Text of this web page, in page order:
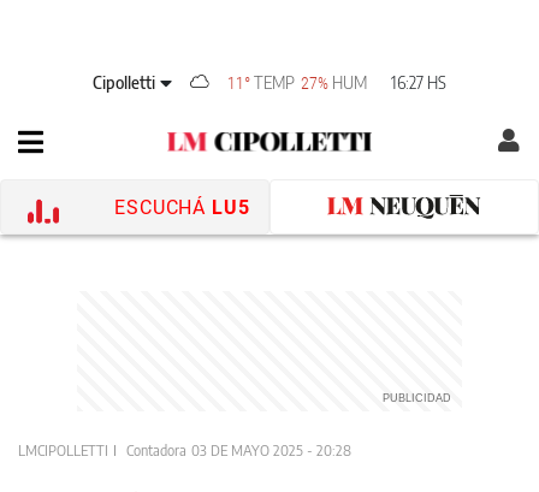
Cipolletti 11°TEMP 27% HUM 16:27 HS
ESCUCHÁ LU5
LMCIPOLLETTI Contadora 03 DE MAYO 2025 - 20:28